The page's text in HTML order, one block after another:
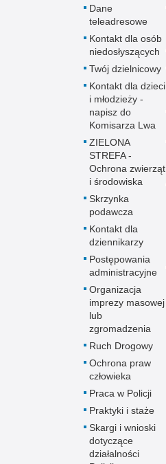
Dane
teleadresowe
Kontakt dla osób
niedosłyszących
Twój dzielnicowy
Kontakt dla dzieci
i młodzieży -
napisz do
Komisarza Lwa
ZIELONA
STREFA -
Ochrona zwierząt
i środowiska
Skrzynka
podawcza
Kontakt dla
dziennikarzy
Postępowania
administracyjne
Organizacja
imprezy masowej
lub
zgromadzenia
Ruch Drogowy
Ochrona praw
człowieka
Praca w Policji
Praktyki i staże
Skargi i wnioski
dotyczące
działalności